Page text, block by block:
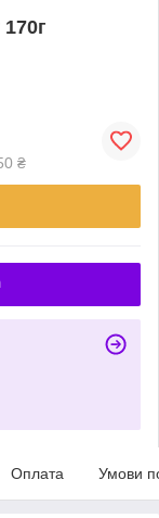
₴
Оплата Умови